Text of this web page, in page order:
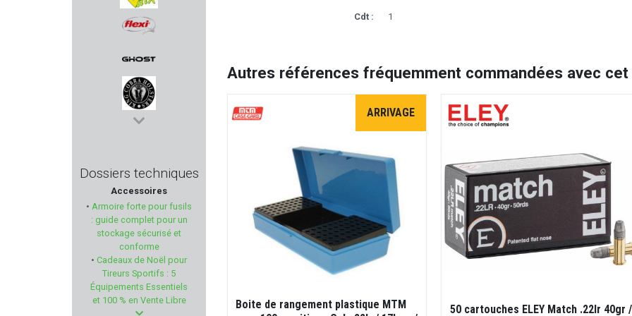
VITEX
FLEXI
GHOST INTERNATIONAL
KING COBRA
BILSOM TECHNOLOGY
ROTOR43
BSST
RADIAN WEAPONS
Dossiers techniques
Accessoires
• Armoire forte pour fusils
: guide complet pour un
stockage sécurisé et
conforme
• Cadeaux de Noël pour
Tireurs Sportifs : 5
Équipements Essentiels
et 100 % en Vente Libre
Cdt : 1
Autres références fréquemment commandées avec
ARRIVAGE
Boite de rangement plastique MTM
50 cartouches ELEY Match .22lr 40gr /